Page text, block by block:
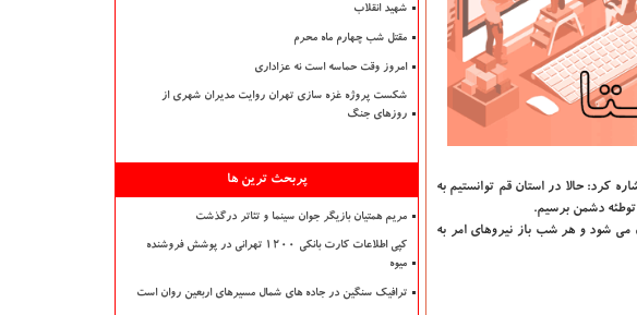
كرد: حالا در استان قم توانستیم به
دشمن برسیم.
می شود و هر شب باز نیروهای امر به
شهید انقلاب
مقتل شب چهارم ماه محرم
امروز وقت حماسه است نه عزاداری
شکست پروژه غزه سازی تهران روایت مدیران شهری از
روزهای جنگ
پربحث ترین ها
مریم همتیان بازیگر جوان سینما و تئاتر درگذشت
کپی اطلاعات کارت بانکی ۱۲۰۰ تهرانی در پوشش فروشنده
میوه
ترافیک سنگین در جاده های شمال مسیرهای اربعین روان است